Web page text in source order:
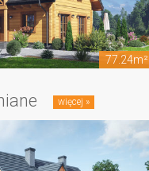
77.24m²